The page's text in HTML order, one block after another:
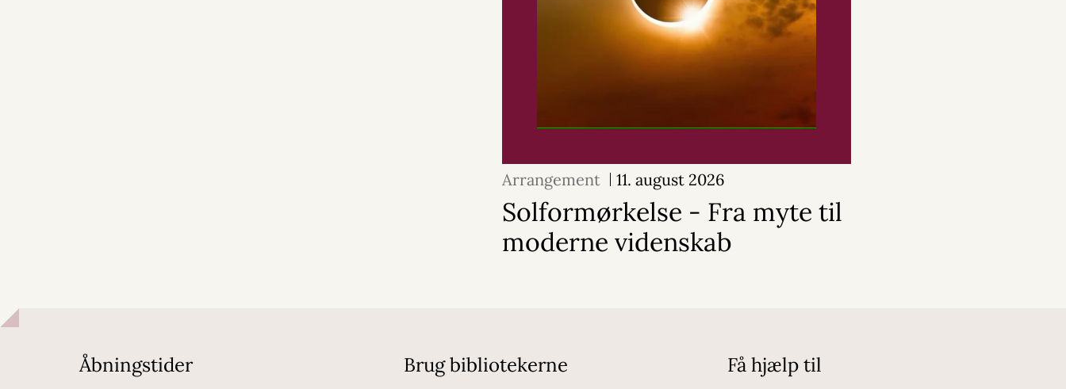
Arrangement 11. august 2026
Solformørkelse - Fra myte til
moderne videnskab
Åbningstider Brug bibliotekerne Få hjælp til